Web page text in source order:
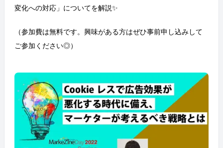
変化への対応」についてを解説✨
（参加費は無料です。興味がある方はぜひ事前申し込みして
ご参加ください◎）